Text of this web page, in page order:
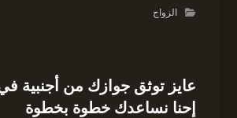
الزواج
عايز توثق جوازك من أجنبية
إحنا نساعدك خطوة بخطوة